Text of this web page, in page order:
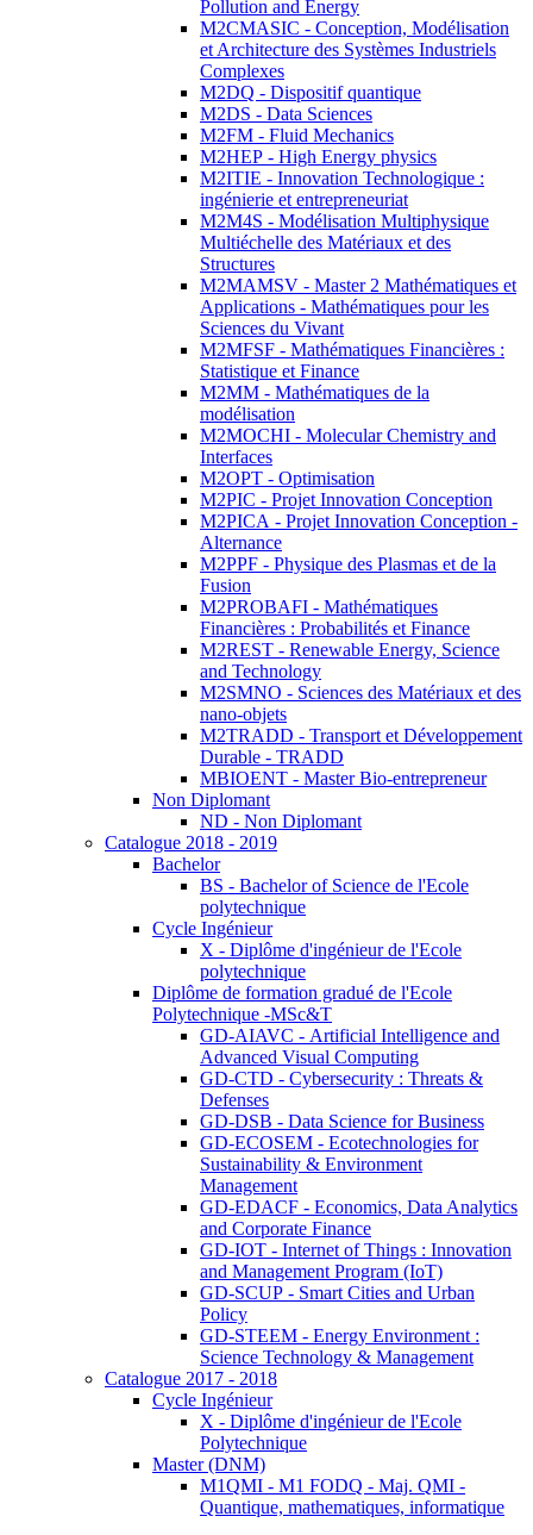
Pollution and Energy
M2CMASIC - Conception, Modélisation
et Architecture des Systèmes Industriels
Complexes
M2DQ - Dispositif quantique
M2DS - Data Sciences
M2FM - Fluid Mechanics
M2HEP - High Energy physics
M2ITIE - Innovation Technologique :
ingénierie et entrepreneuriat
M2M4S - Modélisation Multiphysique
Multiéchelle des Matériaux et des
Structures
M2MAMSV - Master 2 Mathématiques et
Applications - Mathématiques pour les
Sciences du Vivant
M2MFSF - Mathématiques Financières :
Statistique et Finance
M2MM - Mathématiques de la
modélisation
M2MOCHI - Molecular Chemistry and
Interfaces
M2OPT - Optimisation
M2PIC - Projet Innovation Conception
M2PICA - Projet Innovation Conception -
Alternance
M2PPF - Physique des Plasmas et de la
Fusion
M2PROBAFI - Mathématiques
Financières : Probabilités et Finance
M2REST - Renewable Energy, Science
and Technology
M2SMNO - Sciences des Matériaux et des
nano-objets
M2TRADD - Transport et Développement
Durable - TRADD
MBIOENT - Master Bio-entrepreneur
Non Diplomant
ND - Non Diplomant
Catalogue 2018 - 2019
Bachelor
BS - Bachelor of Science de l'Ecole
polytechnique
Cycle Ingénieur
X - Diplôme d'ingénieur de l'Ecole
polytechnique
Diplôme de formation gradué de l'Ecole
Polytechnique -MSc&T
GD-AIAVC - Artificial Intelligence and
Advanced Visual Computing
GD-CTD - Cybersecurity : Threats &
Defenses
GD-DSB - Data Science for Business
GD-ECOSEM - Ecotechnologies for
Sustainability & Environment
Management
GD-EDACF - Economics, Data Analytics
and Corporate Finance
GD-IOT - Internet of Things : Innovation
and Management Program (IoT)
GD-SCUP - Smart Cities and Urban
Policy
GD-STEEM - Energy Environment :
Science Technology & Management
Catalogue 2017 - 2018
Cycle Ingénieur
X - Diplôme d'ingénieur de l'Ecole
Polytechnique
Master (DNM)
M1QMI - M1 FODQ - Maj. QMI -
Quantique, mathematiques, informatique